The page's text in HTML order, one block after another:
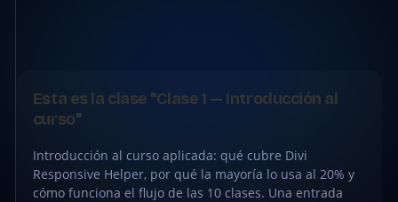
CLASE
GRATIS
Esta es la clase "Clase 1 — Introducción al
curso"
Introducción al curso aplicada: qué cubre Divi
Responsive Helper, por qué la mayoría lo usa al 20% y
cómo funciona el flujo de las 10 clases. Una entrada